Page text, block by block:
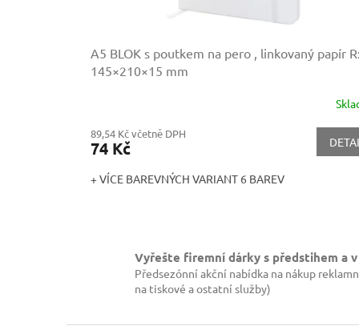
A5 BLOK s poutkem na pero , linkovaný papír R:
145×210×15 mm
89,54 Kč včetně DPH
74 Kč
+ VÍCE BAREVNÝCH VARIANT 6 BAREV
Vyřešte firemní dárky s předstihem a
Předsezónní akční nabídka na nákup
na tiskové a ostatní služby)